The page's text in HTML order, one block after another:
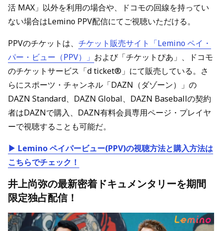
活 MAX」以外を利用の場合や、ドコモの回線を持ってい
ない場合はLemino PPV配信にてご視聴いただける。
PPVのチケットは、 チケット販売サイト「Lemino ペイ・
パー・ビュー（PPV）」 および「チケットぴあ」、ドコモ
のチケットサービス「d ticket®」にて販売している。さ
らにスポーツ・チャンネル「DAZN（ダゾーン）」の
DAZN Standard、DAZN Global、DAZN Baseballの契約
者はDAZNで購入、DAZN有料会員専用ページ・プレイヤ
ーで視聴することも可能だ。
▶ Lemino ペイパービュー(PPV)の視聴方法と購入方法は
こちらでチェック！
井上尚弥の最新密着ドキュメンタリーを期間
限定独占配信！